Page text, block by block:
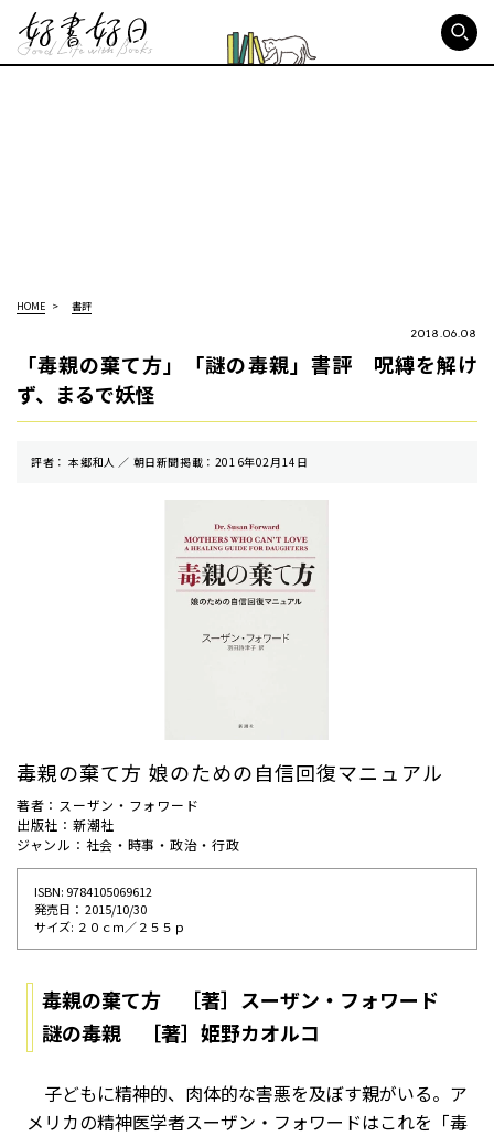
HOME 書評
2018.06.08
「毒親の棄て方」「謎の毒親」書評 呪縛を解け
ず、まるで妖怪
評者： 本郷和人 ／ 朝⽇新聞掲載：2016年02月14日
毒親の棄て方 娘のための自信回復マニュアル
著者：スーザン・フォワード
出版社：新潮社
ジャンル：社会・時事・政治・行政
ISBN: 9784105069612
発売⽇： 2015/10/30
サイズ: ２０ｃｍ／２５５ｐ
毒親の棄て方 ［著］スーザン・フォワード
謎の毒親 ［著］姫野カオルコ
子どもに精神的、肉体的な害悪を及ぼす親がいる。ア
メリカの精神医学者スーザン・フォワードはこれを「毒